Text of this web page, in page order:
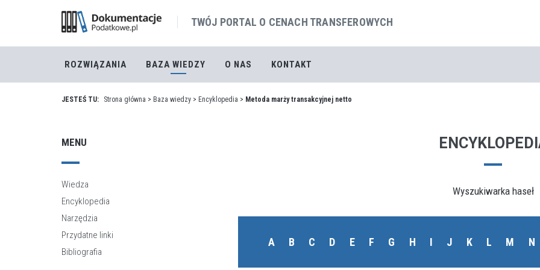
TWÓJ PORTAL O CENACH TRANSFEROWYCH
ROZWIĄZANIA BAZA WIEDZY O NAS KONTAKT
JESTEŚ TU: Strona główna > Baza wiedzy > Encyklopedia > Metoda marży transakcyjnej netto
MENU
Wiedza
Encyklopedia
Narzędzia
Przydatne linki
Bibliografia
Wyszukiwarka haseł
A B C D E F G H I J K L M N